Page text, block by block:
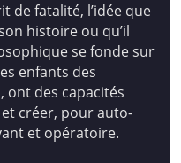
de fatalité, l’idée que
histoire ou qu’il
se fonde sur
enfants des
ont des capacités
créer, pour auto-
et opératoire.